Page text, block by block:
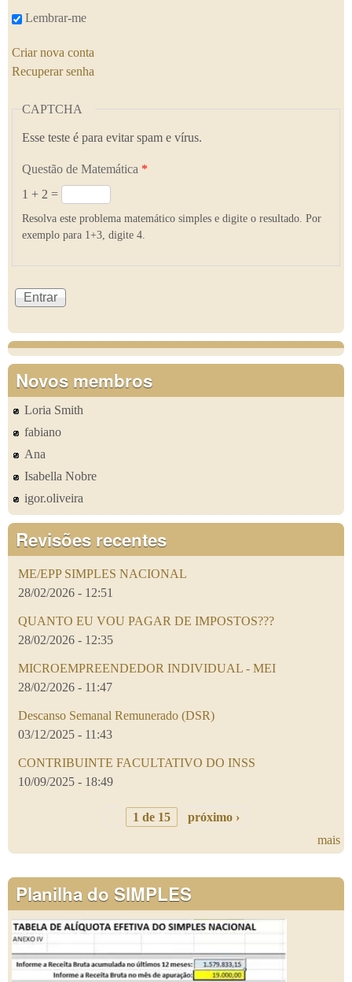
Lembrar-me
Criar nova conta
Recuperar senha
CAPTCHA
Esse teste é para evitar spam e vírus.
Questão de Matemática *
1 + 2 =
Resolva este problema matemático simples e digite o resultado. Por
exemplo para 1+3, digite 4.
Novos membros
Loria Smith
fabiano
Ana
Isabella Nobre
igor.oliveira
Revisões recentes
ME/EPP SIMPLES NACIONAL
28/02/2026 - 12:51
QUANTO EU VOU PAGAR DE IMPOSTOS???
28/02/2026 - 12:35
MICROEMPREENDEDOR INDIVIDUAL - MEI
28/02/2026 - 11:47
Descanso Semanal Remunerado (DSR)
03/12/2025 - 11:43
CONTRIBUINTE FACULTATIVO DO INSS
10/09/2025 - 18:49
1 de 15
próximo ›
mais
Planilha do SIMPLES